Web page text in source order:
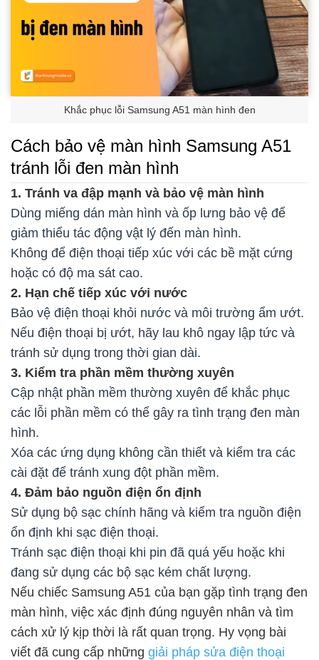
Khắc phục lỗi Samsung A51 màn hình đen
Cách bảo vệ màn hình Samsung A51
tránh lỗi đen màn hình
1. Tránh va đập mạnh và bảo vệ màn hình
Dùng miếng dán màn hình và ốp lưng bảo vệ để
giảm thiểu tác động vật lý đến màn hình.
Không để điện thoại tiếp xúc với các bề mặt cứng
hoặc có độ ma sát cao.
2. Hạn chế tiếp xúc với nước
Bảo vệ điện thoại khỏi nước và môi trường ẩm ướt.
Nếu điện thoại bị ướt, hãy lau khô ngay lập tức và
tránh sử dụng trong thời gian dài.
3. Kiểm tra phần mềm thường xuyên
Cập nhật phần mềm thường xuyên để khắc phục
các lỗi phần mềm có thể gây ra tình trạng đen màn
hình.
Xóa các ứng dụng không cần thiết và kiểm tra các
cài đặt để tránh xung đột phần mềm.
4. Đảm bảo nguồn điện ổn định
Sử dụng bộ sạc chính hãng và kiểm tra nguồn điện
ổn định khi sạc điện thoại.
Tránh sạc điện thoại khi pin đã quá yếu hoặc khi
đang sử dụng các bộ sạc kém chất lượng.
Nếu chiếc Samsung A51 của bạn gặp tình trạng đen
màn hình, việc xác định đúng nguyên nhân và tìm
cách xử lý kịp thời là rất quan trọng. Hy vọng bài
viết đã cung cấp những giải pháp sửa điện thoại